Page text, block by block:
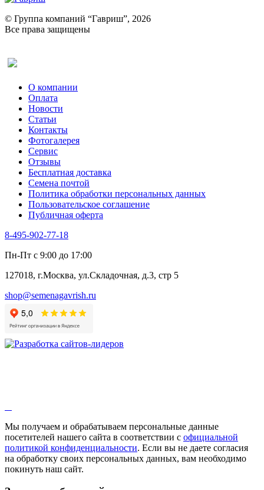
Ревень
Рукола
Рута
Тмин
Трава для чая
Туласи
Укроп
Фенхель пряный
Хризантема овощная
Цикорий пряный
Цикорий салатный (Витлуф)
Черемша
Шпинат
Щавель
Эндивий
Эстрагон
Алтей
Бессмертник
Валериана
Валерианелла
Гибискус лекарственный
Девясил
Душица
Змееголовник
Мыльнянка
Мята
Овсяный корень
Огуречная трава
Пустырник
© Группа компаний “Гавриш”, 2026
Все права защищены
О компании
Оплата
Новости
Статьи
Контакты
Фотогалерея​
Сервис
Отзывы
Бесплатная доставка
Семена почтой
Политика обработки персональных данных
Пользовательское соглашение
Публичная оферта
8-495-902-77-18
Пн-Пт с 9:00 до 17:00
127018, г.Москва, ул.Складочная, д.3, стр 5
shop@semenagavrish.ru
Мы получаем и обрабатываем персональные данные
посетителей нашего сайта в соответствии с официальной
политикой конфиденциальности. Если вы не даете согласия
на обработку своих персональных данных, вам необходимо
покинуть наш сайт.